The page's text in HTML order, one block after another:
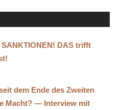
DAS trifft
dem Ende des Zweiten
Macht? — Interview mit